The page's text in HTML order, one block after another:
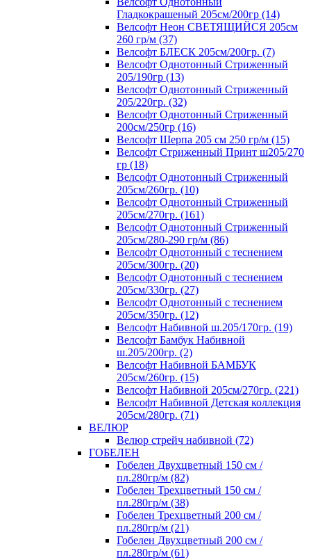
Гладкокрашеный 205см/200гр (14)
Велсофт Неон СВЕТЯЩИЙСЯ 205см
260 гр/м (37)
Велсофт БЛЕСК 205см/200гр. (7)
Велсофт Однотонный Стриженный
205/190гр (13)
Велсофт Однотонный Стриженный
205/220гр. (32)
Велсофт Однотонный Стриженный
200см/250гр (16)
Велсофт Шерпа 205 см 250 гр/м (15)
Велсофт Стриженный Принт ш205/270
гр (18)
Велсофт Однотонный Стриженный
205см/260гр. (10)
Велсофт Однотонный Стриженный
205см/270гр. (161)
Велсофт Однотонный Стриженный
205см/280-290 гр/м (86)
Велсофт Однотонный с теснением
205см/300гр. (20)
Велсофт Однотонный с теснением
205см/330гр. (27)
Велсофт Однотонный с теснением
205см/350гр. (12)
Велсофт Набивной ш.205/170гр. (19)
Велсофт Бамбук Набивной
ш.205/200гр. (2)
Велсофт Набивной БАМБУК
205см/260гр. (15)
Велсофт Набивной 205см/270гр. (221)
Велсофт Набивной Детская коллекция
205см/280гр. (71)
ВЕЛЮР
Велюр стрейч набивной (72)
ГОБЕЛЕН
Гобелен Двухцветный 150 см /
пл.280гр/м (82)
Гобелен Трехцветный 150 см /
пл.280гр/м (38)
Гобелен Трехцветный 200 см /
пл.280гр/м (21)
Гобелен Двухцветный 200 см /
пл.280гр/м (61)